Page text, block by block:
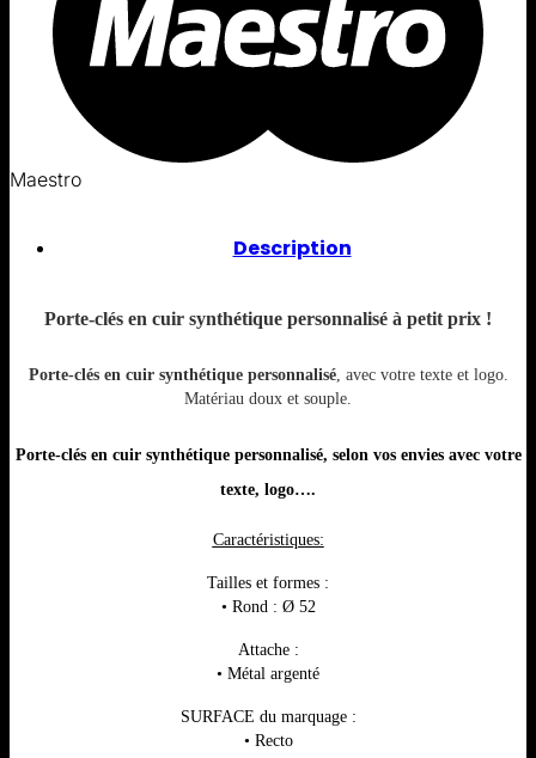
Maestro
Description
Porte-clés en cuir synthétique personnalisé à petit prix !
Porte-clés en cuir synthétique personnalisé, avec votre texte et logo.
Matériau doux et souple.
Porte-clés en cuir synthétique personnalisé, selon vos envies avec votre
texte, logo….
Caractéristiques:
Tailles et formes :
• Rond : Ø 52
Attache :
• Métal argenté
SURFACE du marquage :
• Recto